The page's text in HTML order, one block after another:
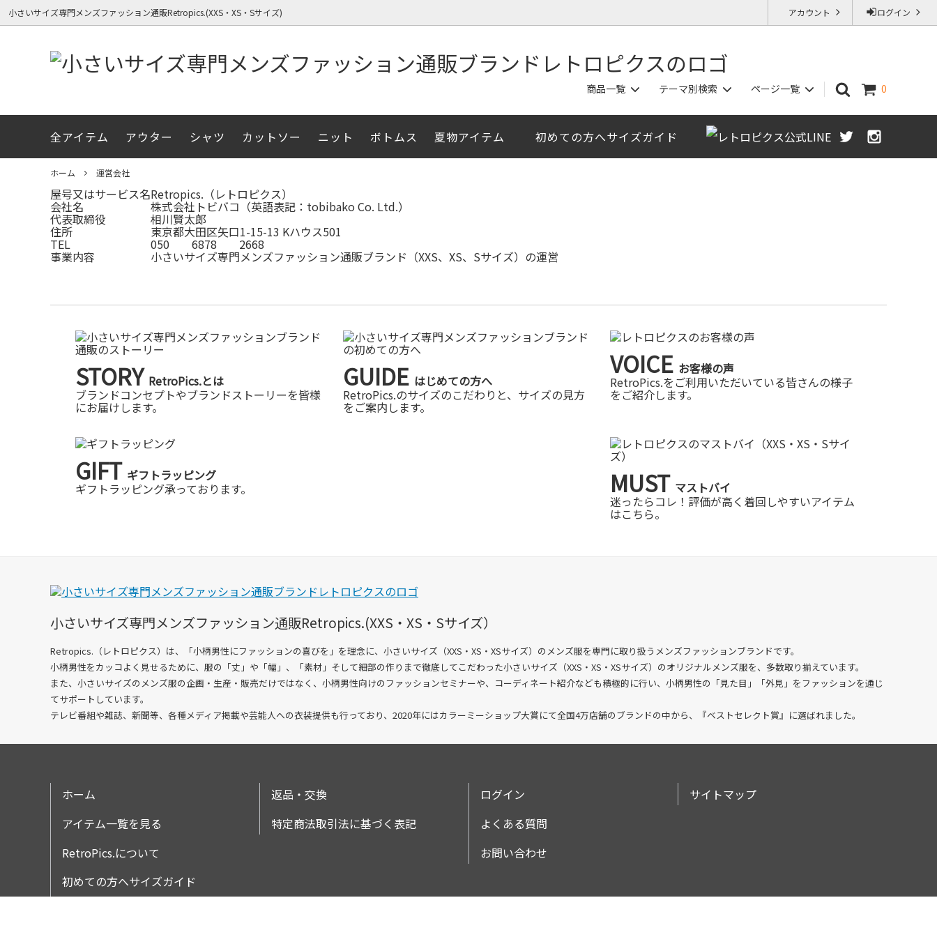
ログイン
アカウント
小さいサイズ専門メンズファッション通販Retropics.(XXS・XS・Sサイズ)
0
商品一覧
全アイテム一覧（新着順） 長袖シャツ/半袖シャツ アウター/ジャケット カットソー/ポロシャツ
ボトムス
テーマ別検索
全アイテム一覧（新着順） 春物アイテム 夏物アイテム 秋物アイテム
冬物アイテム
小柄＆細身のアイテム
ページ一覧
RetroPics.のコンセプト メディア掲載 メルマガ登録クーポン ジャストサイズ保証（返品交換OK）
初めての方へサイズガイド
全アイテム アウター シャツ カットソー ニット ボトムス 夏物アイテム 初めての方へサイズガイド
ホーム 運営会社
屋号又はサービス名Retropics.（レトロピクス）
会社名 株式会社トビバコ（英語表記：tobibako Co. Ltd.）
代表取締役 相川賢太郎
住所 東京都大田区矢口1-15-13 Kハウス501
TEL 050 6878 2668
事業内容 小さいサイズ専門メンズファッション通販ブランド（XXS、XS、Sサイズ）の運営
STORY RetroPics.とは
ブランドコンセプトやブランドストーリーを皆様
にお届けします。
GUIDE はじめての方へ
RetroPics.のサイズのこだわりと、サイズの見方
をご案内します。
VOICE お客様の声
RetroPics.をご利用いただいている皆さんの様子
をご紹介します。
GIFT ギフトラッピング
ギフトラッピング承っております。
MUST マストバイ
迷ったらコレ！評価が高く着回しやすいアイテム
はこちら。
小さいサイズ専門メンズファッション通販Retropics.(XXS・XS・Sサイズ）
Retropics.（レトロピクス）は、「小柄男性にファッションの喜びを」を理念に、 小さいサイズ（XXS・XS・XSサイズ）のメンズ服を専門に取り扱うメンズファッションブランドです。
小柄男性をカッコよく見せるために、服の「丈」や「幅」、「素材」そして細部の作りまで徹底してこだわった小さいサイズ（XXS・XS・XSサイズ）のオリジナルメンズ服を、多数取り揃えています。
また、小さいサイズのメンズ服の企画・生産・販売だけではなく、小柄男性向けのファッションセミナーや、コーディネート紹介なども積極的に行い、小柄男性の「見た目」「外見」をファッションを通じ
てサポートしています。
テレビ番組や雑誌、新聞等、各種メディア掲載や芸能人への衣装提供も行っており、2020年にはカラーミーショップ大賞にて全国4万店舗のブランドの中から、『ベストセレクト賞』に選ばれました。
ホーム
アイテム一覧を見る
RetroPics.について
初めての方へサイズガイド
返品・交換
特定商法取引法に基づく表記
ログイン
よくある質問
お問い合わせ
サイトマップ